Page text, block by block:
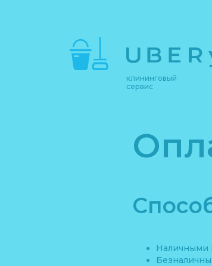
клининговый
сервис
Наличными